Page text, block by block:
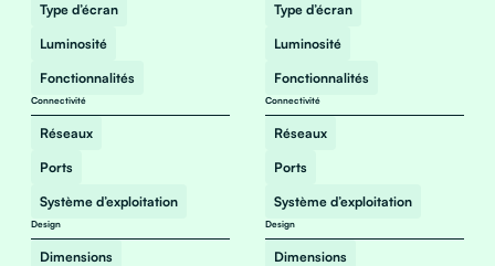
Type d’écran
Luminosité
Fonctionnalités
Connectivité
Réseaux
Ports
Système d’exploitation
Design
Dimensions
Type d’écran
Luminosité
Fonctionnalités
Connectivité
Réseaux
Ports
Système d’exploitation
Design
Dimensions